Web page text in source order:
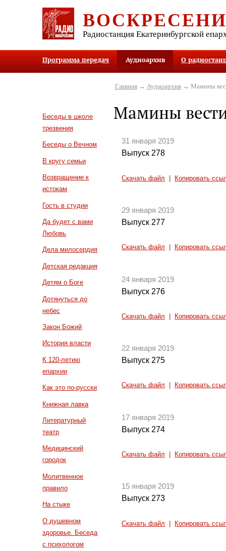
Радиостанция Екатеринбургской
Программа передач Аудиоархив О
Беседы в школе
трезвения
Беседы о Вечном
В кругу семьи
Возвращение к
истокам
Гость в студии
Да будет с вами
Любовь
Дела милосердия
Детская редакция
Детям о Боге
Дотянуться до
небес
Закон Божий
История власти
К 120-летию
епархии
Как это по-русски
Книжная лавка
Литературный
театр
Медицинский
городок
Молитвенное
правило
На стыке
О душевном
здоровье. Беседа
с психологом
Главная→ Аудиоархив→ Мамины
Мамины
31 января 2019
Выпуск 278
Скачать файл Копировать
29 января 2019
Выпуск 277
Скачать файл Копировать
24 января 2019
Выпуск 276
Скачать файл Копировать
22 января 2019
Выпуск 275
Скачать файл Копировать
17 января 2019
Выпуск 274
Скачать файл Копировать
15 января 2019
Выпуск 273
Скачать файл Копировать